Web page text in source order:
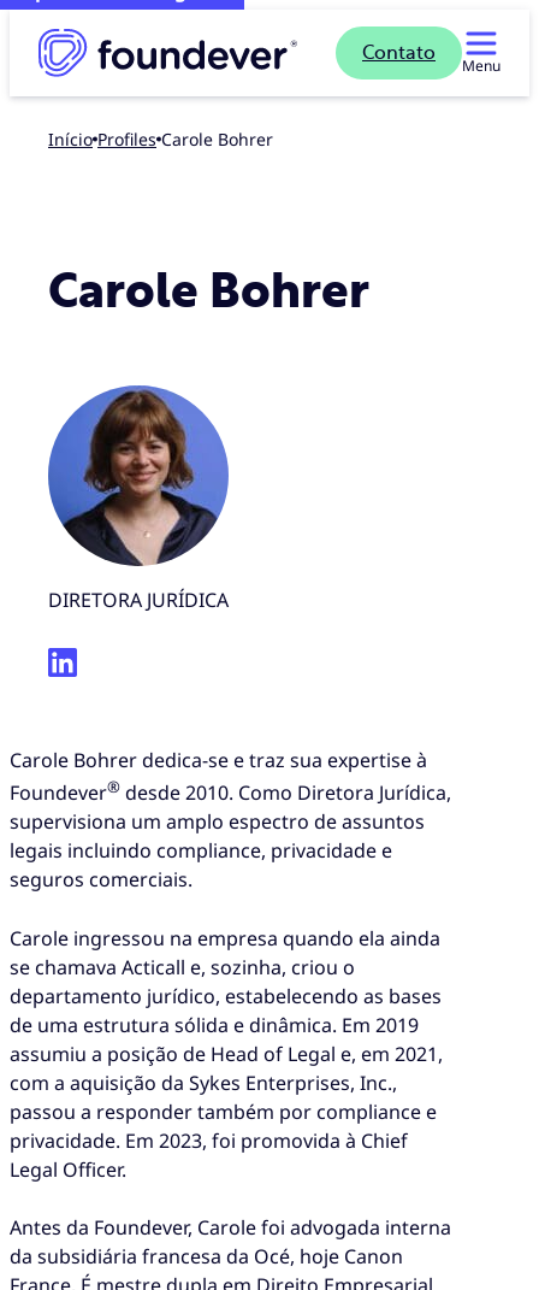
Contato
Menu
Início profiles Carole Bohrer
Carole Bohrer
DIRETORA JURÍDICA
Carole Bohrer dedica-se e traz sua expertise à
Foundever® desde 2010. Como Diretora Jurídica,
supervisiona um amplo espectro de assuntos
legais incluindo compliance, privacidade e
seguros comerciais.
Carole ingressou na empresa quando ela ainda
se chamava Acticall e, sozinha, criou o
departamento jurídico, estabelecendo as bases
de uma estrutura sólida e dinâmica. Em 2019
assumiu a posição de Head of Legal e, em 2021,
com a aquisição da Sykes Enterprises, Inc.,
passou a responder também por compliance e
privacidade. Em 2023, foi promovida à Chief
Legal Officer.
Antes da Foundever, Carole foi advogada interna
da subsidiária francesa da Océ, hoje Canon